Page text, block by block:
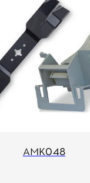
AMK048